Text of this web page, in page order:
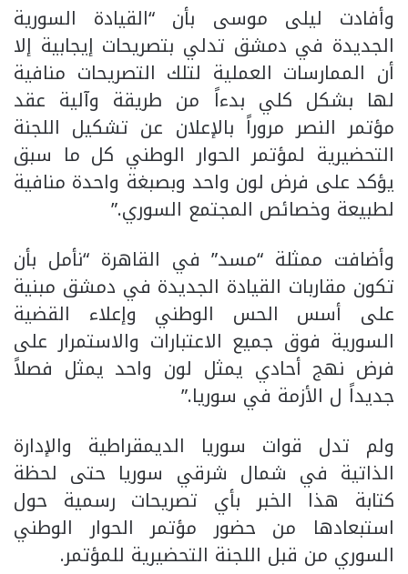
وأفادت ليلى موسى بأن “القيادة السورية
الجديدة في دمشق تدلي بتصريحات إيجابية إلا
أن الممارسات العملية لتلك التصريحات منافية
لها بشكل كلي بدءاً من طريقة وآلية عقد
مؤتمر النصر مروراً بالإعلان عن تشكيل اللجنة
التحضيرية لمؤتمر الحوار الوطني كل ما سبق
يؤكد على فرض لون واحد وبصبغة واحدة منافية
لطبيعة وخصائص المجتمع السوري.”
وأضافت ممثلة “مسد” في القاهرة “نأمل بأن
تكون مقاربات القيادة الجديدة في دمشق مبنية
على أسس الحس الوطني وإعلاء القضية
السورية فوق جميع الاعتبارات والاستمرار على
فرض نهج أحادي يمثل لون واحد يمثل فصلاً
جديداً ل الأزمة في سوريا.”
ولم تدل قوات سوريا الديمقراطية والإدارة
الذاتية في شمال شرقي سوريا حتى لحظة
كتابة هذا الخبر بأي تصريحات رسمية حول
استبعادها من حضور مؤتمر الحوار الوطني
السوري من قبل اللجنة التحضيرية للمؤتمر.